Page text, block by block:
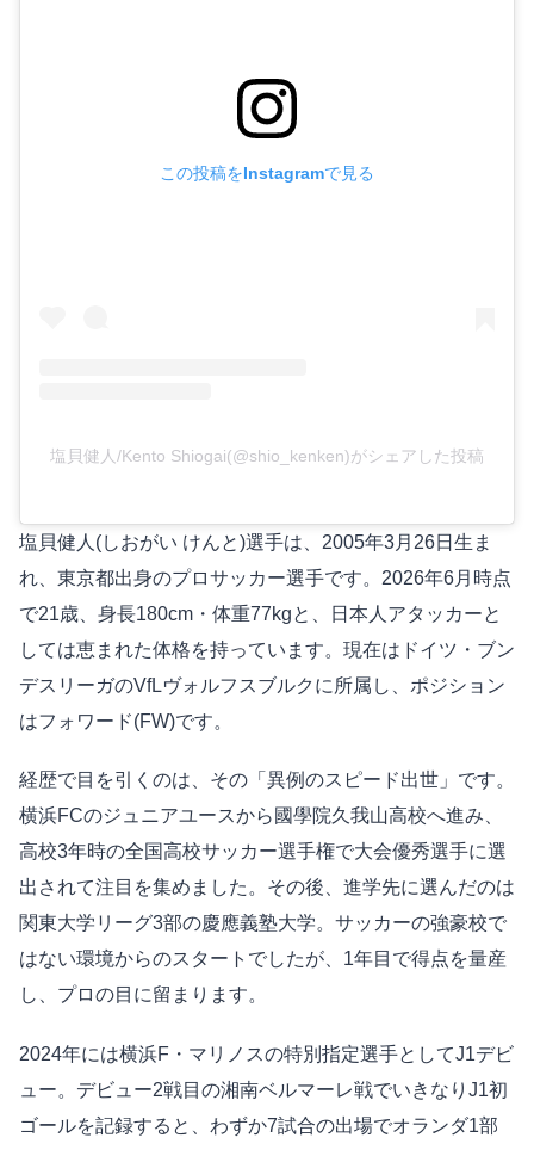
この投稿をInstagramで見る
塩貝健人/Kento Shiogai(@shio_kenken)がシェアした投稿
塩貝健人(しおがい けんと)選手は、2005年3月26日生ま
れ、東京都出身のプロサッカー選手です。2026年6月時点
で21歳、身長180cm・体重77kgと、日本人アタッカーと
しては恵まれた体格を持っています。現在はドイツ・ブン
デスリーガのVfLヴォルフスブルクに所属し、ポジション
はフォワード(FW)です。
経歴で目を引くのは、その「異例のスピード出世」です。
横浜FCのジュニアユースから國學院久我山高校へ進み、
高校3年時の全国高校サッカー選手権で大会優秀選手に選
出されて注目を集めました。その後、進学先に選んだのは
関東大学リーグ3部の慶應義塾大学。サッカーの強豪校で
はない環境からのスタートでしたが、1年目で得点を量産
し、プロの目に留まります。
2024年には横浜F・マリノスの特別指定選手としてJ1デビ
ュー。デビュー2戦目の湘南ベルマーレ戦でいきなりJ1初
ゴールを記録すると、わずか7試合の出場でオランダ1部